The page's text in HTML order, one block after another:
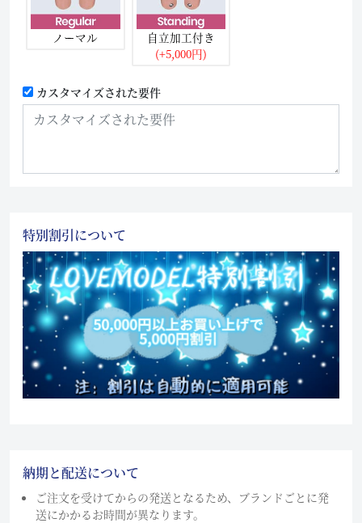
ノーマル
自立加工付き
(+5,000円)
カスタマイズされた要件
特別割引について
納期と配送について
ご注文を受けてからの発送となるため、ブランドごとに発
送にかかるお時間が異なります。